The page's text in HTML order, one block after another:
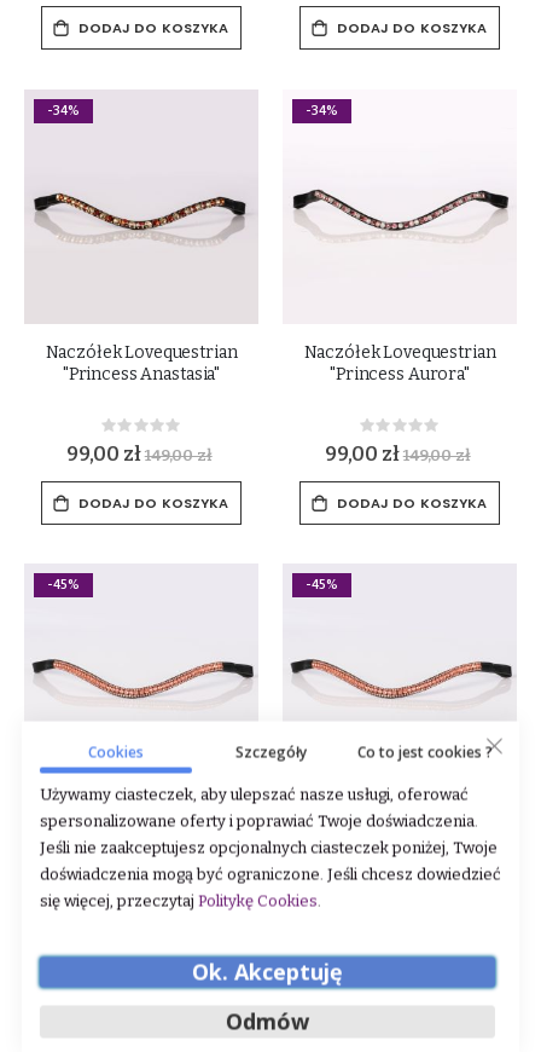
DODAJ DO KOSZYKA DODAJ DO KOSZYKA
-34%
Naczółek Lovequestrian
"Princess Anastasia"
Rating:
0%
99,00 zł149,00 zł
DODAJ DO KOSZYKA
-34%
Naczółek Lovequestrian
"Princess Aurora"
Rating:
0%
99,00 zł149,00 zł
DODAJ DO KOSZYKA
-45%
Naczółek Lovequestrian
"Princess Rosegold"
Rating:
DODAJ DO KOSZYKA
-45%
Naczółek Lovequestrian
"Princess Rosegold" 24h
DODAJ DO KOSZYKA
Cookies Szczegóły Co to jest cookies ?
Używamy ciasteczek, aby ulepszać nasze usługi, oferować
spersonalizowane oferty i poprawiać Twoje doświadczenia.
Jeśli nie zaakceptujesz opcjonalnych ciasteczek poniżej, Twoje
doświadczenia mogą być ograniczone. Jeśli chcesz dowiedzieć
się więcej, przeczytaj Politykę Cookies.
Ok. Akceptuję
Odmów